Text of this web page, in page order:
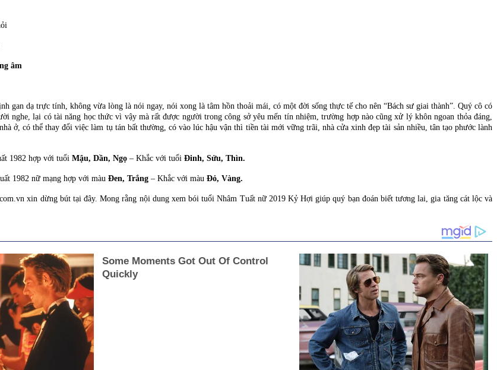
âm
gan dạ trực tính, không vừa lòng là nói ngay, nói xong là tâm hồn thoải mái, có một đời sống thực tế cho nên “Bách sư giai thành”. Quý cô có
nghe, lại có tài năng học thức vì vậy mà rất được người trong công sở yêu mến tín nhiệm, trường hợp nào cũng xử lý khôn ngoan thỏa đáng,
ở, có thể thay đổi việc làm tụ tán bất thường, có vào lúc hậu vận thì tiền tài mới vững trãi, nhà cửa xinh đẹp tài sản nhiều, tân tạo phước lành
1982 hợp với tuổi Mậu, Dần, Ngọ – Khắc với tuổi Đinh, Sửu, Thìn.
1982 nữ mạng hợp với màu Đen, Trắng – Khắc với màu Đỏ, Vàng.
xin dừng bút tại đây. Mong rằng nội dung xem bói tuổi Nhâm Tuất nữ 2019 Kỷ Hợi giúp quý bạn đoán biết tương lai, gia tăng cát lộc và